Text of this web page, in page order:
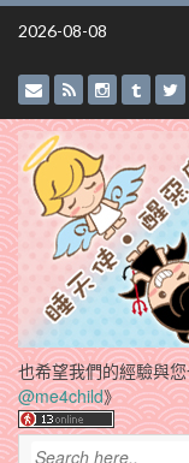
Skip
2026-08-08
也希望我們的經驗與
@me4child》